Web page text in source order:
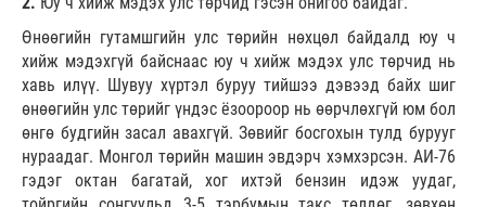
Өнөөгийн гутамшгийн улс төрийн нөхцөл байдалд юу ч
хийж мэдэхгүй байснаас юу ч хийж мэдэх улс төрчид нь
хавь илүү. Шувуу хүртэл буруу тийшээ дэвээд байх шиг
өнөөгийн улс төрийг үндэс ёзоороор нь өөрчлөхгүй юм бол
өнгө будгийн засал авахгүй. Зөвийг босгохын тулд бурууг
нураадаг. Монгол төрийн машин эвдэрч хэмхэрсэн. АИ-76
гэдэг октан багатай, хог ихтэй бензин идэж уудаг,